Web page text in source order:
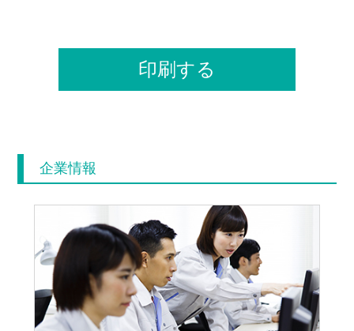
印刷する
企業情報